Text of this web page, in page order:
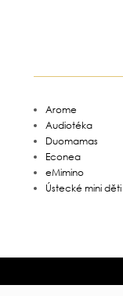
Arome
Audiotéka
Duomamas
Econea
eMimino
Ústecké mini